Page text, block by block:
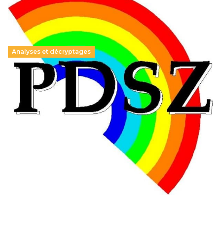
Analyses et décryptages
Hongrie : du changement pour les politiques
éducatives, aussi !
25 juin 2026
En Hongrie, le conservateur Peter Magyar et son parti
Tisza "Respect et liberté" ont remporté une large victoire,
contre le premier ministre sortant, Viktor Orban,…